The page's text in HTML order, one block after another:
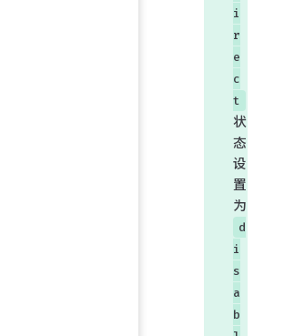
i
r
e
c
t
状
态
设
置
为
d
i
s
a
b